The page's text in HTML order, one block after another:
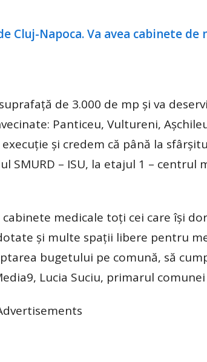
de 3.000 de mp și va
Panticeu, Vultureni,
și credem că până la
SMURD – ISU, la etajul 1 – centrul
medicale toți cei care își
și multe spații libere pentru
bugetului pe comună, să
Lucia Suciu, primarul